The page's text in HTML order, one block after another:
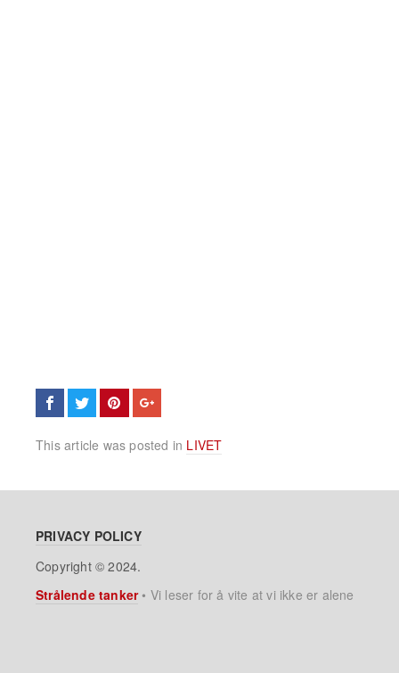
This article was posted in LIVET
PRIVACY POLICY
Copyright © 2024.
Strålende tanker• Vi leser for å vite at vi ikke er alene